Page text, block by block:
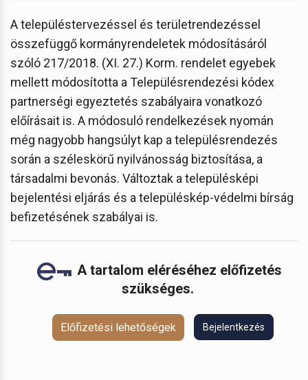
A településtervezéssel és területrendezéssel
összefüggő kormányrendeletek módosításáról
szóló 217/2018. (XI. 27.) Korm. rendelet egyebek
mellett módosította a Településrendezési kódex
partnerségi egyeztetés szabályaira vonatkozó
előírásait is. A módosuló rendelkezések nyomán
még nagyobb hangsúlyt kap a településrendezés
során a széleskörű nyilvánosság biztosítása, a
társadalmi bevonás. Változtak a településképi
bejelentési eljárás és a településkép-védelmi bírság
befizetésének szabályai is.
A tartalom eléréséhez előfizetés
szükséges.
Előfizetési lehetőségek Bejelentkezés